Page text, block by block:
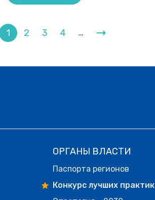
1 2 3 4 …
ОРГАНЫ ВЛАСТИ
Паспорта регионов
Конкурс лучших практик